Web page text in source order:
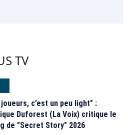
TV
c’est un peu light" :
Duforest (La Voix) critique le
de "Secret Story" 2026